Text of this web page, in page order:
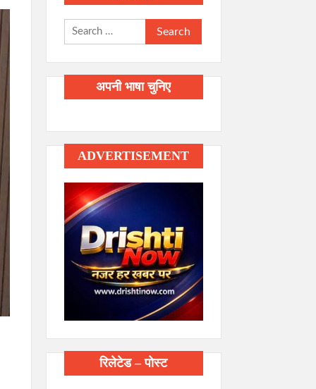
Search
for:
अपनी भाषा चुनिए
ADVERTISEMENT
रिलेटेड – पोस्ट